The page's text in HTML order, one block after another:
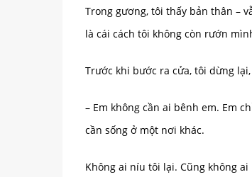
Trong gương, tôi thấy bản thân –
là cái cách tôi không còn rướn
Trước khi bước ra cửa, tôi dừng
– Em không cần ai bênh em. Em
cần sống ở một nơi khác.
Không ai níu tôi lại. Cũng không